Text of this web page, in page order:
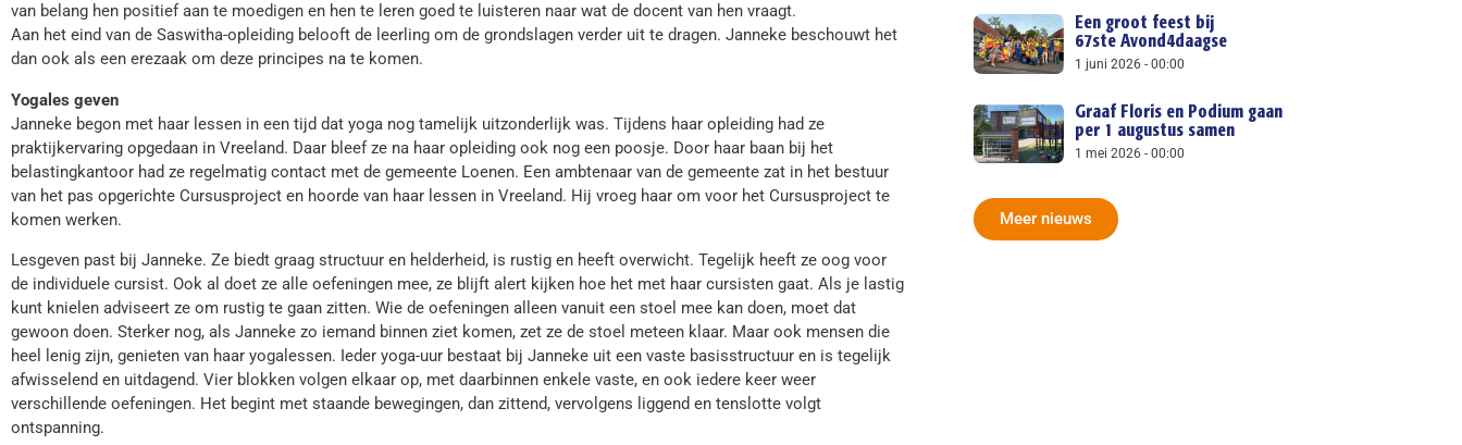
van belang hen positief aan te moedigen en hen te leren goed te luisteren naar wat de docent van hen vraagt.
Aan het eind van de Saswitha-opleiding belooft de leerling om de grondslagen verder uit te dragen. Janneke beschouwt het
dan ook als een erezaak om deze principes na te komen.
Yogales geven
Janneke begon met haar lessen in een tijd dat yoga nog tamelijk uitzonderlijk was. Tijdens haar opleiding had ze
praktijkervaring opgedaan in Vreeland. Daar bleef ze na haar opleiding ook nog een poosje. Door haar baan bij het
belastingkantoor had ze regelmatig contact met de gemeente Loenen. Een ambtenaar van de gemeente zat in het bestuur
van het pas opgerichte Cursusproject en hoorde van haar lessen in Vreeland. Hij vroeg haar om voor het Cursusproject te
komen werken.
Lesgeven past bij Janneke. Ze biedt graag structuur en helderheid, is rustig en heeft overwicht. Tegelijk heeft ze oog voor
de individuele cursist. Ook al doet ze alle oefeningen mee, ze blijft alert kijken hoe het met haar cursisten gaat. Als je lastig
kunt knielen adviseert ze om rustig te gaan zitten. Wie de oefeningen alleen vanuit een stoel mee kan doen, moet dat
gewoon doen. Sterker nog, als Janneke zo iemand binnen ziet komen, zet ze de stoel meteen klaar. Maar ook mensen die
heel lenig zijn, genieten van haar yogalessen. Ieder yoga-uur bestaat bij Janneke uit een vaste basisstructuur en is tegelijk
afwisselend en uitdagend. Vier blokken volgen elkaar op, met daarbinnen enkele vaste, en ook iedere keer weer
verschillende oefeningen. Het begint met staande bewegingen, dan zittend, vervolgens liggend en tenslotte volgt
ontspanning.
Een groot feest bij
67ste Avond4daagse
1 juni 2026 00:00
Graaf Floris en Podium gaan
per 1 augustus samen
1 mei 2026 00:00
Meer nieuws